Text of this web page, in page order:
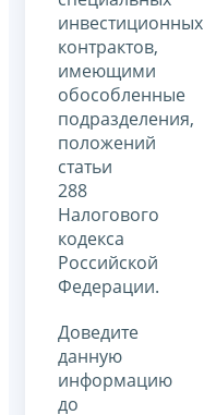
инвестиционных
контрактов,
имеющими
обособленные
подразделения,
положений
статьи
288
Налогового
кодекса
Российской
Федерации.
Доведите
данную
информацию
до